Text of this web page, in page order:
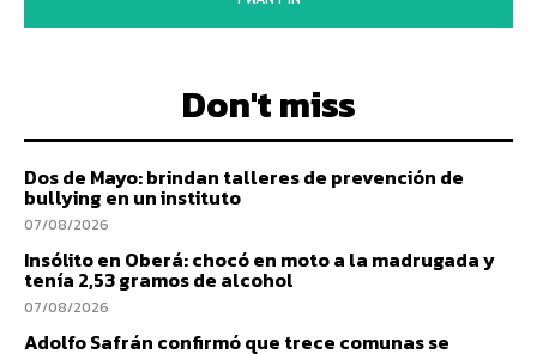
Don't miss
Dos de Mayo: brindan talleres de prevención de
bullying en un instituto
07/08/2026
Insólito en Oberá: chocó en moto a la madrugada y
tenía 2,53 gramos de alcohol
07/08/2026
Adolfo Safrán confirmó que trece comunas se